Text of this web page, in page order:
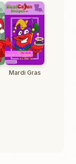
Mardi Gras